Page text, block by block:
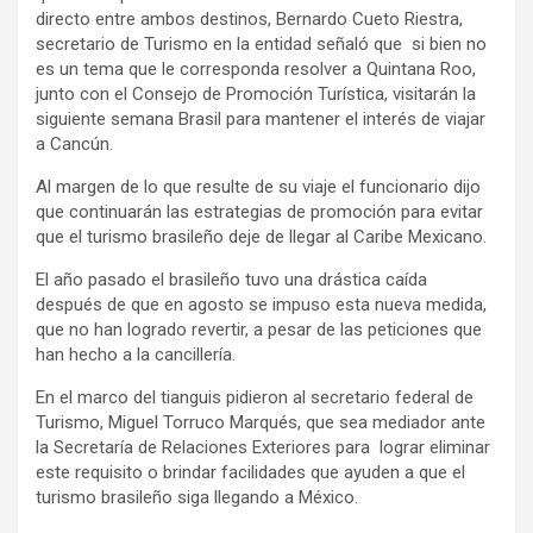
directo entre ambos destinos, Bernardo Cueto Riestra,
secretario de Turismo en la entidad señaló que si bien no
es un tema que le corresponda resolver a Quintana Roo,
junto con el Consejo de Promoción Turística, visitarán la
siguiente semana Brasil para mantener el interés de viajar
a Cancún.
Al margen de lo que resulte de su viaje el funcionario dijo
que continuarán las estrategias de promoción para evitar
que el turismo brasileño deje de llegar al Caribe Mexicano.
El año pasado el brasileño tuvo una drástica caída
después de que en agosto se impuso esta nueva medida,
que no han logrado revertir, a pesar de las peticiones que
han hecho a la cancillería.
En el marco del tianguis pidieron al secretario federal de
Turismo, Miguel Torruco Marqués, que sea mediador ante
la Secretaría de Relaciones Exteriores para lograr eliminar
este requisito o brindar facilidades que ayuden a que el
turismo brasileño siga llegando a México.